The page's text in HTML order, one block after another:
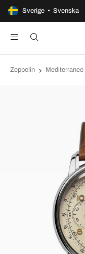
Sverige • Svenska
100 dagars öppet köp
Zeppelin Mediterranee